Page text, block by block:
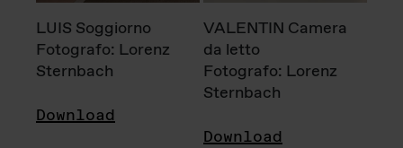
LUIS Soggiorno
Fotografo: Lorenz
Sternbach
Download
VALENTIN Camera
da letto
Fotografo: Lorenz
Sternbach
Download